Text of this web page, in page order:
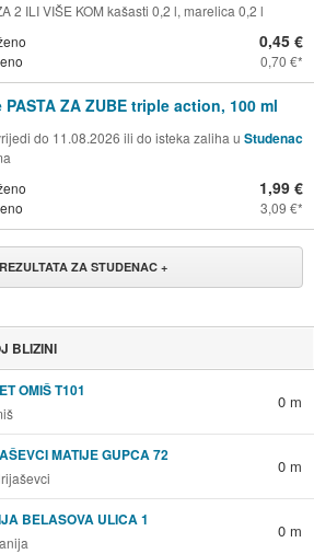
2 ILI VIŠE KOM kašasti 0,2 l, marelica 0,2 l
0,45 €
0,70 €
ZA ZUBE triple action, 100 ml
do 11.08.2026 ili do isteka zaliha u Studenac
1,99 €
3,09 €
ZA STUDENAC +
BLIZINI
OMIŠ T101
0 m
MATIJE GUPCA 72
0 m
BELASOVA ULICA 1
0 m